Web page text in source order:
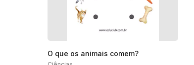
O que os animais comem?